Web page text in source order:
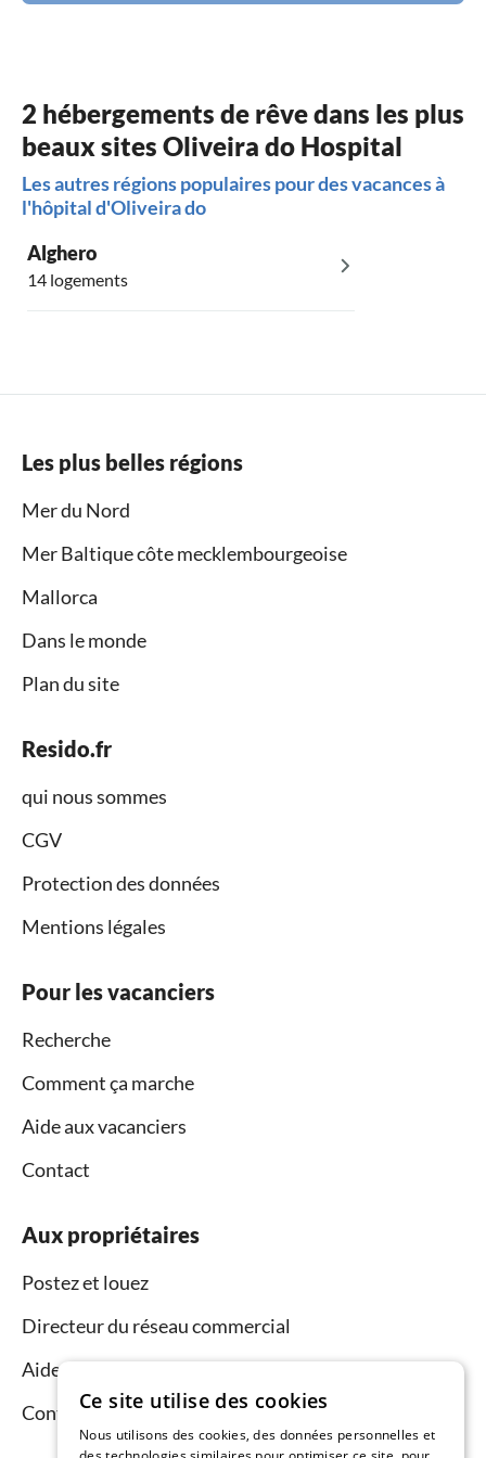
2 hébergements de rêve dans les plus
beaux sites Oliveira do Hospital
Les autres régions populaires pour des vacances à
l'hôpital d'Oliveira do
Alghero
14 logements
Les plus belles régions
Mer du Nord
Mer Baltique côte mecklembourgeoise
Mallorca
Dans le monde
Plan du site
Resido.fr
qui nous sommes
CGV
Protection des données
Mentions légales
Pour les vacanciers
Recherche
Comment ça marche
Aide aux vacanciers
Contact
Aux propriétaires
Postez et louez
Directeur du réseau commercial
Aide aux propriétaires
ContactCe site utilise des cookies
Nous utilisons des cookies, des données personnelles et